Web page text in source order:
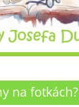
na fotkách?